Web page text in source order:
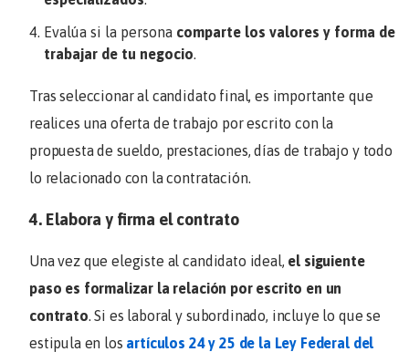
Evalúa si la persona comparte los valores y forma de
trabajar de tu negocio.
Tras seleccionar al candidato final, es importante que
realices una oferta de trabajo por escrito con la
propuesta de sueldo, prestaciones, días de trabajo y todo
lo relacionado con la contratación.
4. Elabora y firma el contrato
Una vez que elegiste al candidato ideal, el siguiente
paso es formalizar la relación por escrito en un
contrato. Si es laboral y subordinado, incluye lo que se
estipula en los artículos 24 y 25 de la Ley Federal del